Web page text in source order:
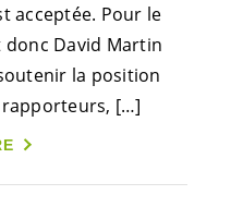
acceptée. Pour le
donc David Martin
la position
rapporteurs, […]